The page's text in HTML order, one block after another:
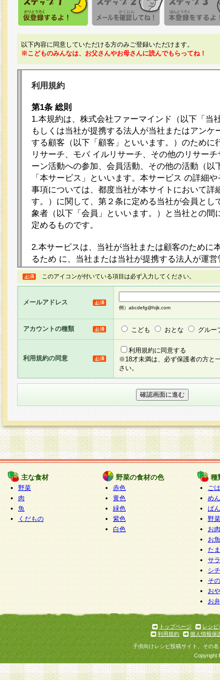
以下内容に同意していただける方のみご登録いただけます。
※こどものみんなは、お父さんやお母さんに読んでもらってね！
利用規約
第1条 総則
1.本規約は、株式会社ファーマインド（以下「当
もしくは当社が提携する法人が当社またはアンケ
する顧客（以下「顧客」といいます。）のために
リサーチ、モバ イルリサーチ、その他のリサー
ーン活動への参加、会員活動、その他の活動（以
「本サービス」といいます。本サービス の詳細
事項については、都度当社が本サイトにおいて詳
す。）に関して、第２条に定める当社が会員とし
象者（以下「会員」といいます。）と当社との間
定めるものです。
2.本サービスは、当社が当社または顧客のために
るため に、当社または当社が提携する法人が運
ト（以下「本サイト」といいます。）上に本サー
ージを設け、会員がアンケー ト調査に回答する
し、その結果を当社が集計・分析その他の利用を
るものです。なお、本サービスは、それぞれの目
員に対して本サービスの依頼を行うこともあり、
た全ての会員に対して本サービスの依頼をすると
りま す。
3.当社は、会員の事前の承諾を得ることなく、当
方 法・手段にて、本規約を任意に制定、変更ま
きるものとします。改定後の本規約等は、本規約
に掲示したときに、その 他の諸規定については
てその効力を生じるものとします。
4.本規約は、会員登録希望者による会員登録手続
の当社による会員登録の承認が完了した時点で会
たものとみなされ、会員に対して適用されるもの
5.当社がお聞きする個人情報は、すべて会員登録
で提 供いただいたものと考えております。従っ
自らの個人情報の提供を希望されない場合には、
をお預かりいたしません が、提供されないこと
商品やサービス等をご利用いただけない場合があ
了承ください。
6.当社は、お客様から当社が保有している個人情
加・ 利用停止等を求められた場合には、ご本人
て確認できた場合に限り、法令に準拠して合理的
いただきます。なお、開示 請求等の請求先は個
ります。
1.会員とは、本規約等を承諾のうえ、当社所定の
了し、当社が承認した者、グループとします。な
が以下に該当する場合は会員登録をすることがで
このアイコンが付いている項目は必ず入力してください。
メールアドレス
例）abcdefg@hijk.com
アカウントの種類 こども おとな グルー
利用規約の同意
利用規約に同意する
※18才未満は、必ず保護者の方と
さい。
主な食材
野菜
肉
魚
くだもの
野菜の食材の色
赤色
黄色
緑色
紫色
白色
種
ご
めん
ぱん
野
お
お
た
サ
シ
そ
お
お
トップページ
レシピ
利用規約
個人情報保
子供向けレシピ投稿サイト、その
Copyright